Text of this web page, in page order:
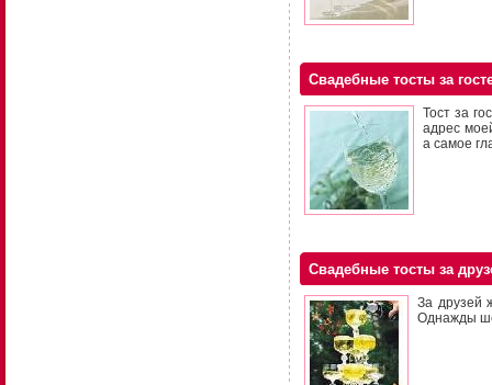
Свадебные тосты за
Тост за
адрес
а самое
Свадебные тосты за
За друзей
Однажды